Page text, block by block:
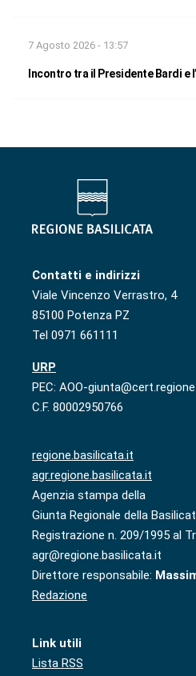
7 Agosto 2026 - 13:57
Incontro tra il Presidente Bardi e
Contatti e indirizzi
Viale Vincenzo Verrastro, 4
85100 Potenza PZ
Tel 0971 661111
URP
PEC: AOO-
C.F. 80002950766
regione.basilicata.it
agr.regione.basilicata.it
Agenzia stampa della
Giunta Regionale della
Registrazione n. 209/1995 al
agr@regione.basilicata.it
Direttore responsabile:
Redazione
Link utili
Lista RSS